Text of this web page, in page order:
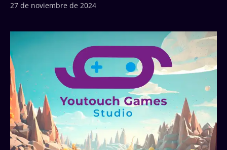
27 de noviembre de 2024